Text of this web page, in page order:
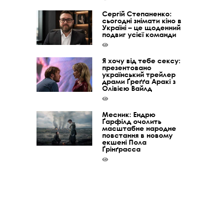
Сергій Степаненко:
сьогодні знімати кіно в
Україні – це щоденний
подвиг усієї команди
Я хочу від тебе сексу:
презентовано
український трейлер
драми Ґреґґа Аракі з
Олівією Вайлд
Месник: Ендрю
Ґарфілд очолить
масштабне народне
повстання в новому
екшені Пола
Ґрінґрасса